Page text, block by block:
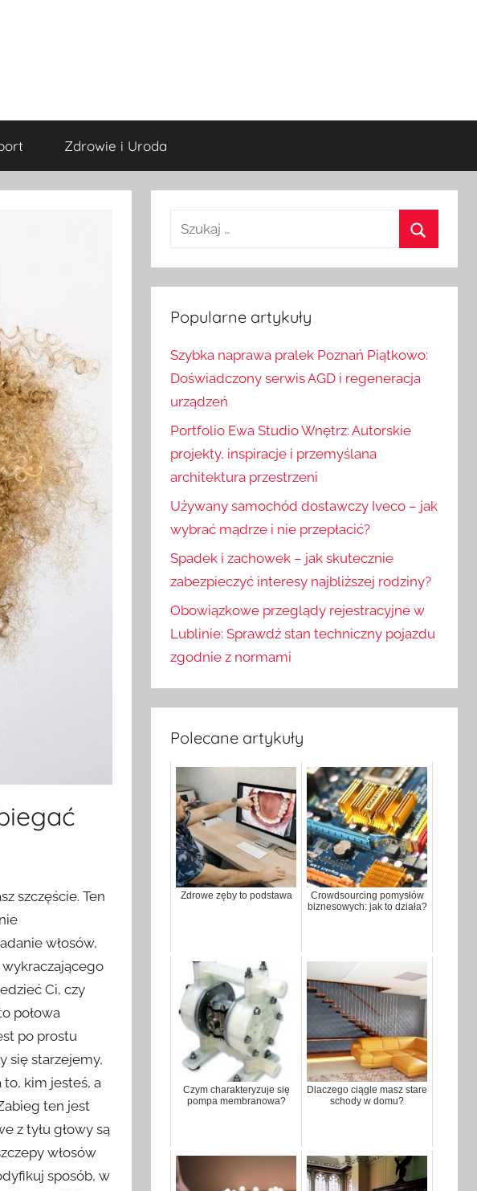
Zdrowie i Uroda
szczęście. Ten
włosów,
Ci, czy
połowa
po prostu
się starzejemy,
kim jesteś, a
ten jest
z tyłu głowy są
włosów
sposób, w
u
k
a
:
a
j
Popularne artykuły
Szybka naprawa pralek Poznań Piątkowo:
Doświadczony serwis AGD i regeneracja
urządzeń
Portfolio Ewa Studio Wnętrz: Autorskie
projekty, inspiracje i przemyślana
architektura przestrzeni
Używany samochód dostawczy Iveco – jak
wybrać mądrze i nie przepłacić?
Spadek i zachowek – jak skutecznie
zabezpieczyć interesy najbliższej rodziny?
Obowiązkowe przeglądy rejestracyjne w
Lublinie: Sprawdź stan techniczny pojazdu
zgodnie z normami
Polecane artykuły
Zdrowe zęby to podstawa
Crowdsourcing pomysłów
biznesowych: jak to działa?
Czym charakteryzuje się
pompa membranowa?
Dlaczego ciągle masz stare
schody w domu?